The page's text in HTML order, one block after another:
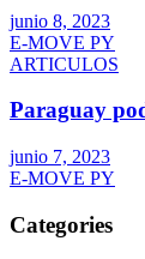
junio 8, 2023
E-MOVE PY
ARTICULOS
Paraguay
junio 7, 2023
E-MOVE PY
Categories